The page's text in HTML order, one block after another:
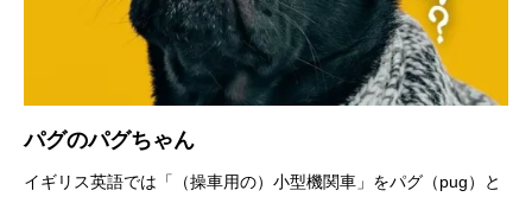
パグのパグちゃん
イギリス英語では「（操車用の）小型機関車」をパグ（pug）と